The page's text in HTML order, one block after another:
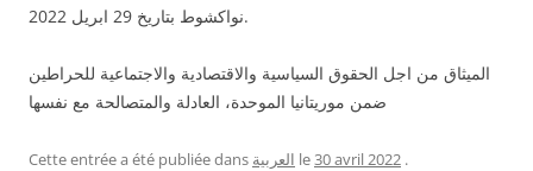
نواكشوط بتاريخ 29 ابريل 2022.
الميثاق من اجل الحقوق السياسية والاقتصادية والاجتماعية للحراطين
ضمن موريتانيا الموحدة، العادلة والمتصالحة مع نفسها
Cette entrée a été publiée dans العربية le30 avril 2022 .